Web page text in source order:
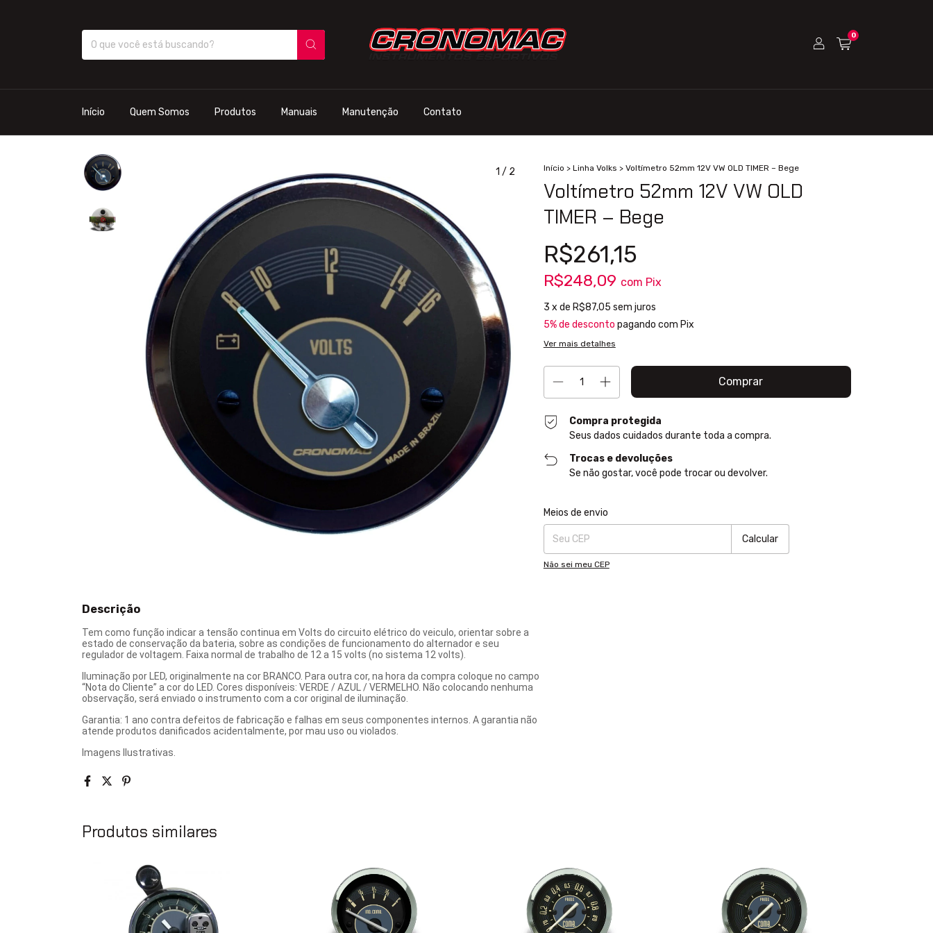
0
Início Quem Somos Produtos Manuais Manutenção Contato
1 / 2 Início > Linha Volks > Voltímetro 52mm 12V VW OLD TIMER – Bege
Voltímetro 52mm 12V VW OLD
TIMER – Bege
R$261,15
R$248,09 com Pix
3 x de R$87,05 sem juros
5% de desconto pagando com Pix
Ver mais detalhes
Compra protegida
Seus dados cuidados durante toda a compra.
Trocas e devoluções
Se não gostar, você pode trocar ou devolver.
Entregas para o CEP:
Meios de envio
Calcular
Não sei meu CEP
Descrição
Tem como função indicar a tensão continua em Volts do circuito elétrico do veiculo, orientar sobre a
estado de conservação da bateria, sobre as condições de funcionamento do alternador e seu
regulador de voltagem. Faixa normal de trabalho de 12 a 15 volts (no sistema 12 volts).
Iluminação por LED, originalmente na cor BRANCO. Para outra cor, na hora da compra coloque no campo
“Nota do Cliente” a cor do LED. Cores disponíveis: VERDE / AZUL / VERMELHO. Não colocando nenhuma
observação, será enviado o instrumento com a cor original de iluminação.
Garantia: 1 ano contra defeitos de fabricação e falhas em seus componentes internos. A garantia não
atende produtos danificados acidentalmente, por mau uso ou violados.
Imagens Ilustrativas.
Produtos similares